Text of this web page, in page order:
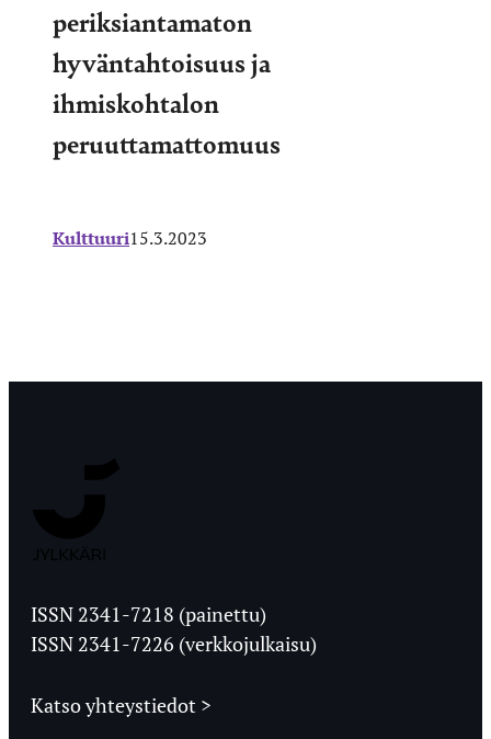
periksiantamaton
hyväntahtoisuus ja
ihmiskohtalon
peruuttamattomuus
Kulttuuri15.3.2023
Ylioppilaslehti
ISSN 2341-7218 (painettu)
ISSN 2341-7226 (verkkojulkaisu)
Katso yhteystiedot >